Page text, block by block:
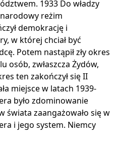
1933 Do władzy
reżim
demokrację i
w której chciał być
Potem nastąpił zły okres
osób, zwłaszcza Żydów,
ten zakończył się II
miejsce w latach 1939-
było zdominowanie
świata zaangażowało się w
i jego system. Niemcy